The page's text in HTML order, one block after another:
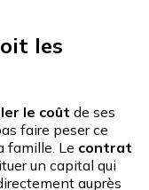
les
le coût de ses
faire peser ce
famille. Le contrat
un capital qui
auprès